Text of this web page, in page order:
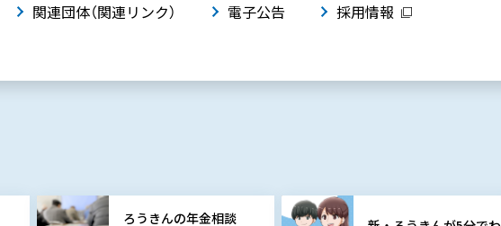
関連団体（関連リンク）
電子公告 採用情報
ろうきんの年金相談